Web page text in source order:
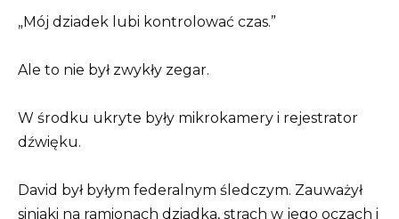
„Mój dziadek lubi kontrolować czas.”
Ale to nie był zwykły zegar.
W środku ukryte były mikrokamery i rejestrator
dźwięku.
David był byłym federalnym śledczym. Zauważył
siniaki na ramionach dziadka, strach w jego oczach i